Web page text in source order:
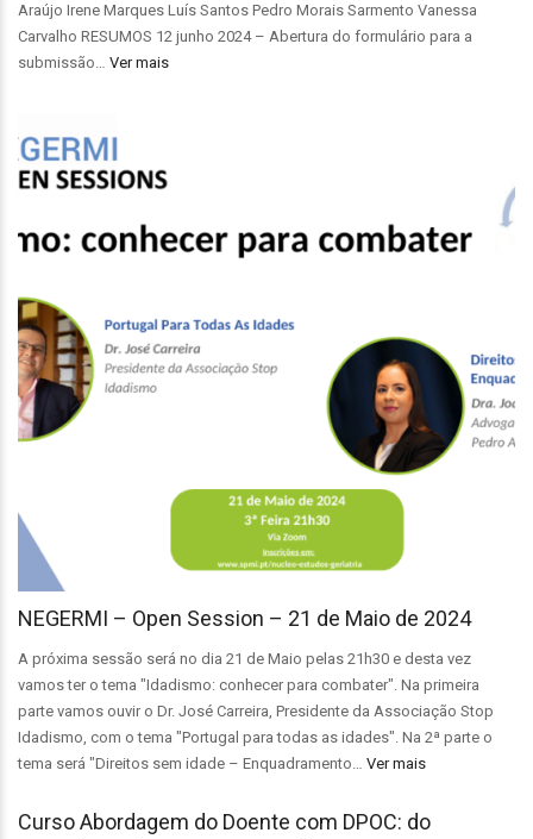
Araújo Irene Marques Luís Santos Pedro Morais Sarmento Vanessa
Carvalho RESUMOS 12 junho 2024 – Abertura do formulário para a
submissão… Ver mais
NEGERMI – Open Session – 21 de Maio de 2024
A próxima sessão será no dia 21 de Maio pelas 21h30 e desta vez
vamos ter o tema "Idadismo: conhecer para combater". Na primeira
parte vamos ouvir o Dr. José Carreira, Presidente da Associação Stop
Idadismo, com o tema "Portugal para todas as idades". Na 2ª parte o
tema será "Direitos sem idade – Enquadramento… Ver mais
Curso Abordagem do Doente com DPOC: do